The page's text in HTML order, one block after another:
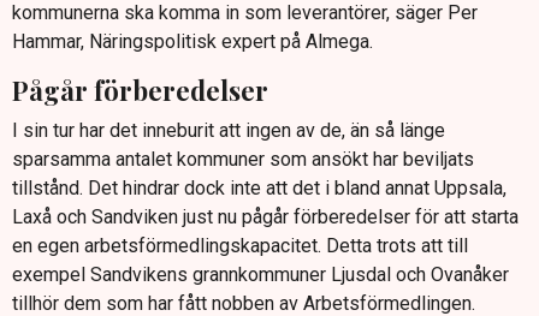
kommunerna ska komma in som leverantörer, säger Per
Hammar, Näringspolitisk expert på Almega.
Pågår förberedelser
I sin tur har det inneburit att ingen av de, än så länge
sparsamma antalet kommuner som ansökt har beviljats
tillstånd. Det hindrar dock inte att det i bland annat Uppsala,
Laxå och Sandviken just nu pågår förberedelser för att starta
en egen arbetsförmedlingskapacitet. Detta trots att till
exempel Sandvikens grannkommuner Ljusdal och Ovanåker
tillhör dem som har fått nobben av Arbetsförmedlingen.